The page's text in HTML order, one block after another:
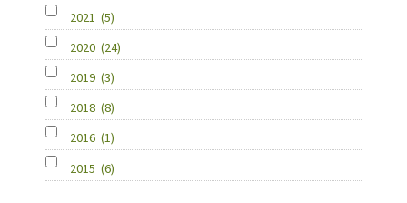
2021 (5)
2020 (24)
2019 (3)
2018 (8)
2016 (1)
2015 (6)